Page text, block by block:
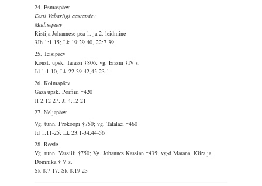
24. Esmaspäev
Eesti Vabariigi aastapäev
Madisepäev
Ristija Johannese pea 1. ja 2. leidmine
3Jh 1:1-15; Lk 19:29-40, 22:7-39
25. Teisipäev
Konst. üpsk. Taraasi †806; vg. Erasm †IV s.
Jd 1:1-10; Lk 22:39-42,45-23:1
26. Kolmapäev
Gaza üpsk. Porfiiri †420
Jl 2:12-27; Jl 4:12-21
27. Neljapäev
Vg. tunn. Prokoopi †750; vg. Talalaei †460
Jd 1:11-25; Lk 23:1-34,44-56
28. Reede
Vg. tunn. Vassiili †750; Vg. Johannes Kassian †435; vg-d Marana, Kiira ja
Domnika † V s.
Sk 8:7-17; Sk 8:19-23